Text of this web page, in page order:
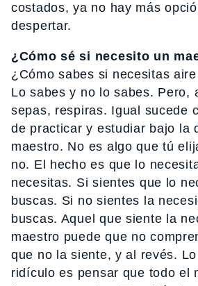
costados, ya no hay más
despertar.
¿Cómo sé si necesito un
¿Cómo sabes si necesitas
Lo sabes y no lo sabes. Pero,
sepas, respiras. Igual sucede
de practicar y estudiar bajo la
maestro. No es algo que tú
no. El hecho es que lo
necesitas. Si sientes que lo
buscas. Si no sientes la
buscas. Aquel que siente la
maestro puede que no
que no la siente, y al revés.
ridículo es pensar que todo el